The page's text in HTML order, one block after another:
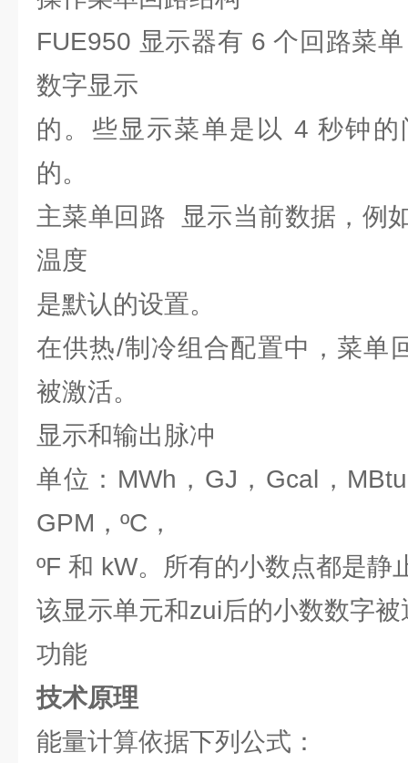
FUE950 显示器有 6 个回路菜
数字显示
的。些显示菜单是以 4 秒钟
的。
主菜单回路 显示当前数据，例
温度
是默认的设置。
在供热/制冷组合配置中，菜单
被激活。
显示和输出脉冲
单位：MWh，GJ，Gcal，
GPM，ºC，
ºF 和 kW。所有的小数点都是静
该显示单元和zui后的小数数字
功能
技术原理
能量计算依据下列公式：